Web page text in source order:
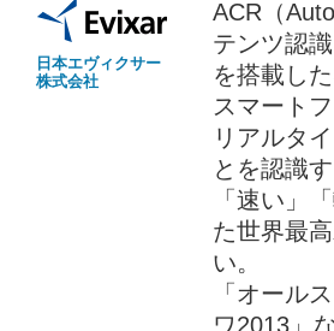
日本エヴィクサー
株式会社
ACR（
テンツ認
を搭載し
スマート
リアルタ
とを認識
「速い」
た世界最
い。
「オール
ワ2013」